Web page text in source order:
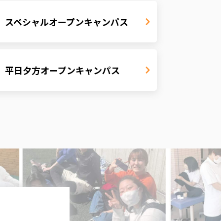
スペシャルオープンキャンパス
平日夕方オープンキャンパス